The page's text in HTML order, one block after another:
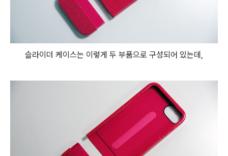
슬라이더 케이스는 이렇게 두 부품으로 구성되어 있는데,